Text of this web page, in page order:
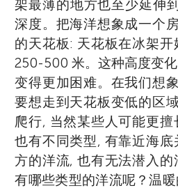
架最薄的地方也至少延伸
深度。把海洋想象成一个
的天花板: 天花板在冰架
250-500 米。这种高度变
变得更加困难。在我们想
要想走到天花板变低的区
爬行, 当然某些人可能更
也有不同类型, 有靠近海
方的洋流, 也有无法潜入
有哪些类型的洋流呢？温